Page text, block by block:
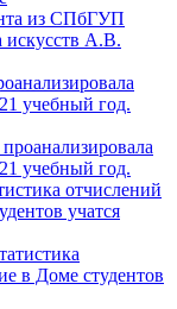
из СПбГУП
искусств А.В.
учебный год.
в Доме студентов